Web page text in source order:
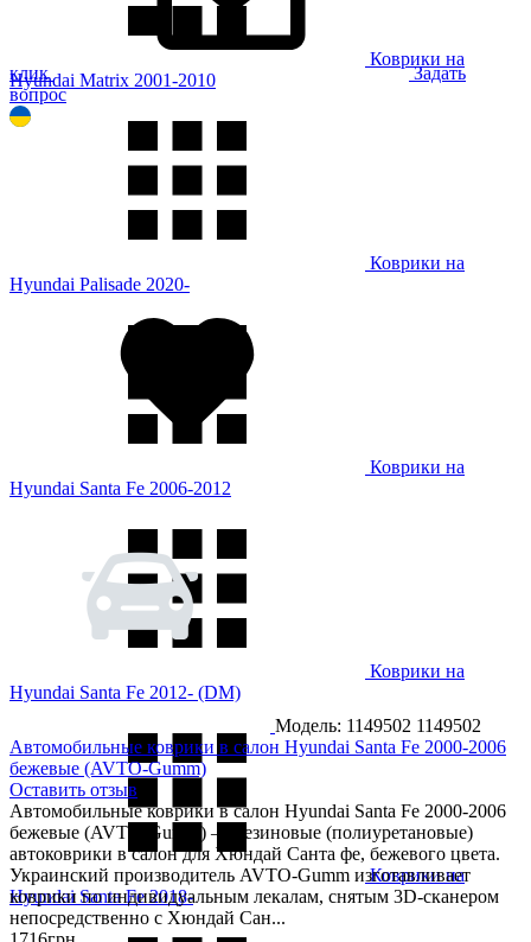
Коврики на
Hyundai Matrix 2001-2010
Коврики на
Hyundai Palisade 2020-
Коврики на
Hyundai Santa Fe 2006-2012
Коврики на
Hyundai Santa Fe 2012- (DM)
Коврики на
Hyundai Santa Fe 2018-
клик
Задать
вопрос
Модель: 1149502 1149502
Автомобильные коврики в салон Hyundai Santa Fe 2000-2006
бежевые (AVTO-Gumm)
Оставить отзыв
Автомобильные коврики в салон Hyundai Santa Fe 2000-2006
бежевые (AVTO-Gumm) — резиновые (полиуретановые)
автоковрики в салон для Хюндай Санта фе, бежевого цвета.
Украинский производитель AVTO-Gumm изготавливает
коврики по индивидуальным лекалам, снятым 3D-сканером
непосредственно с Хюндай Сан...